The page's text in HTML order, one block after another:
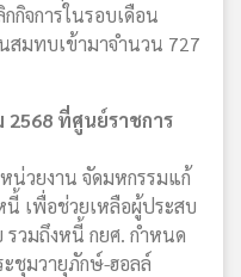
กิจการในรอบเดือน
สมทบเข้ามาจำนวน 727
2568 ที่ศูนย์ราชการ
น่วยงาน จัดมหกรรมแก้
นี้ เพื่อช่วยเหลือผู้ประสบ
วมถึงหนี้ กยศ. กำหนด
ชุมวายุภักษ์-ฮอลล์